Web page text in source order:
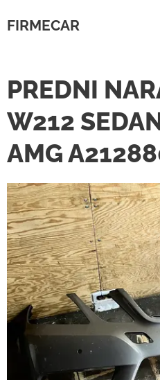
FIRMECAR
PREDNI
W212
AMG